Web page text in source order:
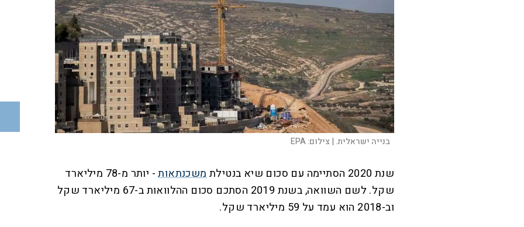
בנייה ישראלית. | צילום:EPA
שנת 2020 הסתיימה עם סכום שיא בנטילת משכנתאות
- יותר מ-78 מיליארד
שקל. לשם השוואה, בשנת 2019 הסתכם סכום ההלוואות ב-67 מיליארד שקל
וב-2018 הוא עמד על 59 מיליארד שקל.